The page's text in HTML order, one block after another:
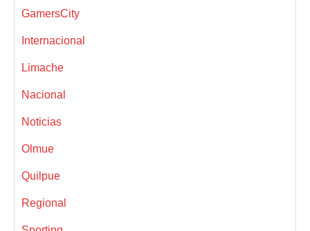
GamersCity
Internacional
Limache
Nacional
Noticias
Olmue
Quilpue
Regional